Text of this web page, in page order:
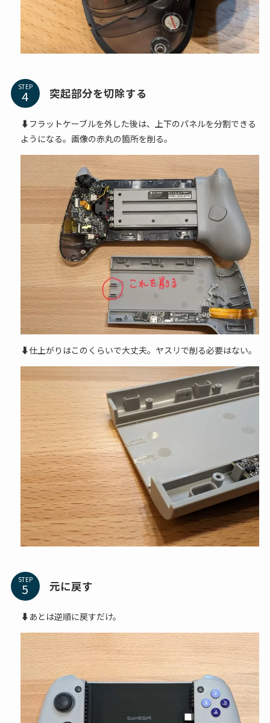
STEP 突起部分を切除する
⬇フラットケーブルを外した後は、上下のパネルを分割できる
ようになる。画像の赤丸の箇所を削る。
⬇仕上がりはこのくらいで大丈夫。ヤスリで削る必要はない。
STEP 元に戻す
⬇あとは逆順に戻すだけ。